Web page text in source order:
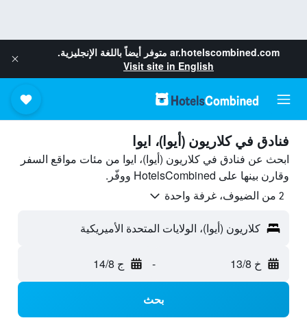
ar.hotelscombined.com متوفر أيضاً باللغة الإنجليزية.
Visit site in English
فنادق في كلاريون (أيوا)، ايوا
ابحث عن فنادق في كلاريون (أيوا)، ايوا من مئات مواقع السفر
وقارن بينها على HotelsCombined ووفّر.
2 من الضيوف، غرفة واحدة
كلاريون (أيوا)، الولايات المتحدة الأميريكية
خ 13/8 - ج 14/8
بحث